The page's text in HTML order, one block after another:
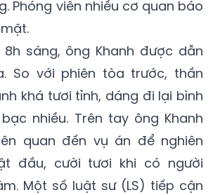
từ sáng sớm, người thân các bị
dân quan tâm đến vụ án có
Phóng viên nhiều cơ quan báo
8h sáng, ông Khanh được dẫn
So với phiên tòa trước, thần
khá tươi tỉnh, dáng đi lại bình
nhiều. Trên tay ông Khanh
quan đến vụ án để nghiên